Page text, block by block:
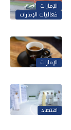
الإمارات
فعاليات الإمارات
الإمارات
اقتصاد